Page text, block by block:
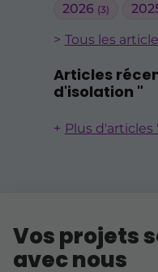
2026 (3)
Tous les
Articles
d'isolation "
Plus d'articles
Vos projets
avec nous